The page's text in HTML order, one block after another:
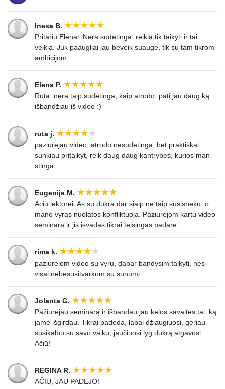
42. Kaip veikia kontraceptikai?
Ar galima pastoti pasimylėjus pirmą kartą 0:01:16
Kaip padėti paaugliui išgyventi išsiskyrimo krizę?
46. Kodėl paaugliai rūko 0:03:57
Kaip padėti paaugliui mesti rūkyti?
48. Galimos sankcijos
Agresija 0:00:05
Įprastas paauglio elgesys
52. Agresyvumą skatina 0:03:28
Kaip bedrauti su agresyviu paaugliu?
54. Agresijos išliejimo būdai 0:05:28
Inesa B.
Pritariu Elenai. Nera sudetinga, reikia tik taikyti ir tai
veikia. Juk paaugliai jau beveik suauge, tik su tam tikrom
ambicijom.
Elena P.
Rūta, nėra taip sudėtinga, kaip atrodo, pati jau daug ką
išbandžiau iš video :)
ruta j.
paziurejau video, atrodo nesudetinga, bet praktiskai
sunkiau pritaikyt, reik daug daug kantrybes, kurios man
stinga.
Eugenija M.
Aciu lektorei. As su dukra dar siaip ne taip susisneku, o
mano vyras nuolatos konfliktuoja. Paziurejom kartu video
seminara ir jis isvadas tikrai teisingas padare.
rima k.
paziurejom video su vyru, dabar bandysim taikyti, nes
visai nebesusitvarkom su sunumi..
Jolanta G.
Pažiūrėjau seminarą ir išbandau jau kelos savaitės tai, ką
jame išgirdau. Tikrai padeda, labai džiaugiuosi, geriau
susikalbu su savo vaiku, jaučiuosi lyg dukrą atgavusi.
Ačiū!
REGINA R.
AČIŪ, JAU PADĖJO!